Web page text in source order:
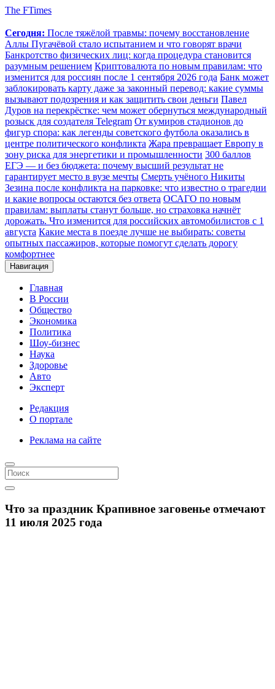
The FTimes
Сегодня: После тяжёлой травмы: почему восстановление
Аллы Пугачёвой стало испытанием и что говорят врачи
Банкротство физических лиц: когда процедура становится
разумным решением Криптовалюта по новым правилам: что
изменится для россиян после 1 сентября 2026 года Банк может
заблокировать карту даже за законный перевод: какие суммы
вызывают подозрения и как защитить свои деньги Павел
Дуров на перекрёстке: чем может обернуться международный
розыск для создателя Telegram От кумиров стадионов до
фигур спора: как легенды советского футбола оказались в
центре политического конфликта Жара превращает Европу в
зону риска для энергетики и промышленности 300 баллов
ЕГЭ — и без бюджета: почему высший результат не
гарантирует место в вузе мечты Смерть учёного Никиты
Зезина после конфликта на парковке: что известно о трагедии
и какие вопросы остаются без ответа ОСАГО по новым
правилам: выплаты станут больше, но страховка начнёт
дорожать. Что изменится для российских автомобилистов с 1
августа Какие места в поезде лучше не выбирать: советы
опытных пассажиров, которые помогут сделать дорогу
комфортнее
Навигация
Главная
В России
Общество
Экономика
Политика
Шоу-бизнес
Наука
Здоровье
Авто
Эксперт
Редакция
О портале
Реклама на сайте
Что за праздник Крапивное заговенье отмечают
11 июля 2025 года